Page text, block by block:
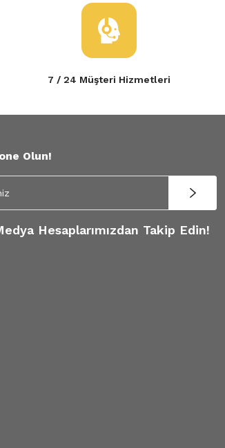
7 / 24 Müşteri Hizmetleri
Olun!
Hesaplarımızdan Takip Edin!